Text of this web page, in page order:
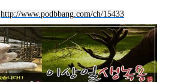
http://www.podbbang.com/ch/15433